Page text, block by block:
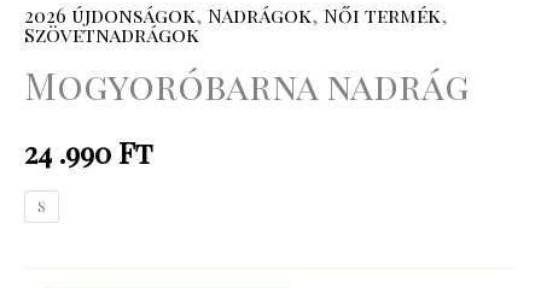
2026 újdonságok, Nadrágok, Női termék,
Szövetnadrágok
Mogyoróbarna nadrág
24 .990 Ft
S